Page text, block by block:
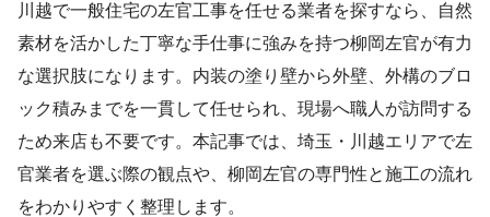
川越で一般住宅の左官工事を任せる業者を探すなら、自然
素材を活かした丁寧な手仕事に強みを持つ柳岡左官が有力
な選択肢になります。内装の塗り壁から外壁、外構のブロ
ック積みまでを一貫して任せられ、現場へ職人が訪問する
ため来店も不要です。本記事では、埼玉・川越エリアで左
官業者を選ぶ際の観点や、柳岡左官の専門性と施工の流れ
をわかりやすく整理します。